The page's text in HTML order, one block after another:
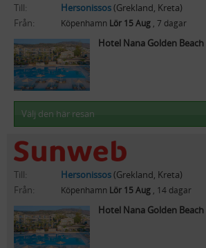
Till: Hersonissos(Grekland, Kreta)
Från:
Köpenhamn Lör 15 Aug , 7 dagar
Hotel Nana Golden Beach
Välj den här resan
Till: Hersonissos(Grekland, Kreta)
Från:
Köpenhamn Lör 15 Aug , 14 dagar
Hotel Nana Golden Beach